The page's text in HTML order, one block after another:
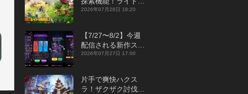
ジュアルMMORPG
征』【最新作PICKU
P】
2026年07月28日 18:20
【7/27〜8/2】今週
配信される新作スマ
ホゲームをまとめて
年】
2026年07月27日 17:00
片手で爽快ハクス
ラ！ザクザク討伐し